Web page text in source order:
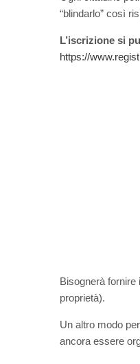
“blindarlo” così
L’iscrizione si
https://
Bisognerà fornire
proprietà).
Un altro modo
ancora essere